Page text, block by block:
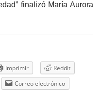
finalizó María Aurora
Imprimir
Reddit
Correo electrónico